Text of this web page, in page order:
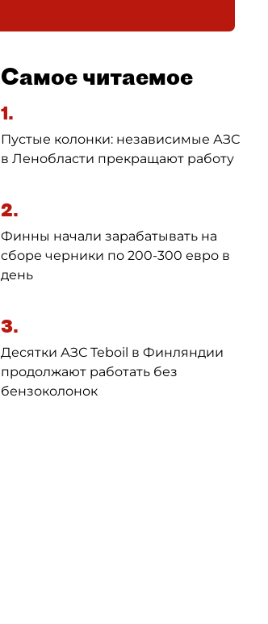
Самое читаемое
1.
Пустые колонки: независимые АЗС
в Ленобласти прекращают работу
2.
Финны начали зарабатывать на
сборе черники по 200-300 евро в
день
3.
Десятки АЗС Teboil в Финляндии
продолжают работать без
бензоколонок